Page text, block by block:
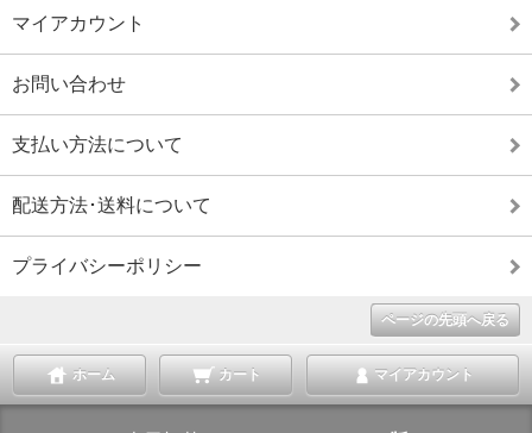
マイアカウント
お問い合わせ
支払い方法について
配送方法･送料について
プライバシーポリシー
ページの先頭へ戻る
ホーム カート マイアカウント